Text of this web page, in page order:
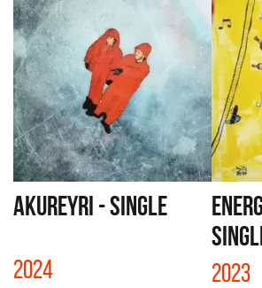
AKUREYRI - SINGLE
2024 2023